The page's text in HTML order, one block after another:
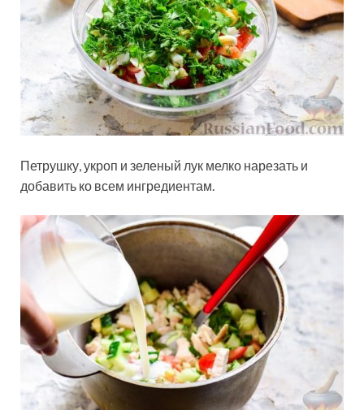
Петрушку, укроп и зеленый лук мелко нарезать и
добавить ко всем ингредиентам.